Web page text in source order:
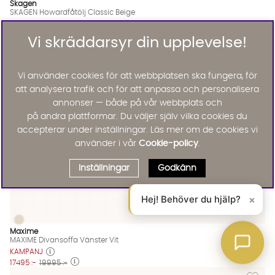
Skagen
SKAGEN Howardfåtölj Classic Beige
4995 :-
6995 :-
Lägg till
MAXIME Divansoffa Vänster Vit Finns även i dessa färger:
MAXIME Divansoffa Vänster Vit
Maxime
MAXIME Divansoffa Vänster Vit
KAMPANJ
17495 :- 19995 :-
Lägg
Vi skräddarsyr din upplevelse!
Vi använder cookies för att webbplatsen ska fungera, för
att analysera trafik och för att anpassa och personalisera
annonser — både på vår webbplats och
på andra plattformar. Du väljer själv vilka cookies du
accepterar under inställningar. Läs mer om de cookies vi
använder i vår Cookie-policy.
Inställningar Godkänn
Hej! Behöver du hjälp? ×